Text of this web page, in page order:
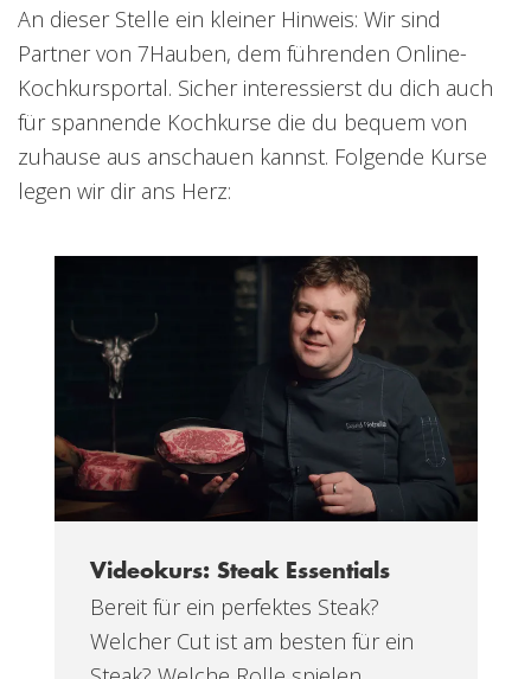
An dieser Stelle ein kleiner Hinweis: Wir sind
Partner von 7Hauben, dem führenden Online-
Kochkursportal. Sicher interessierst du dich auch
für spannende Kochkurse die du bequem von
zuhause aus anschauen kannst. Folgende Kurse
legen wir dir ans Herz:
Videokurs: Steak Essentials
Bereit für ein perfektes Steak?
Welcher Cut ist am besten für ein